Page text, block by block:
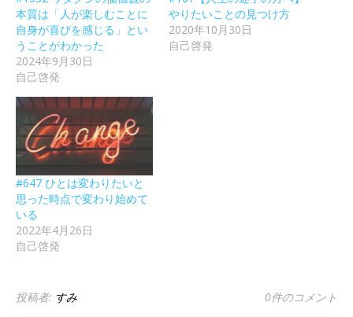
本質は「人が楽しむことに
自身が喜びを感じる」とい
うことがわかった
2024年9月30日
自己啓発
やりたいことの見つけ方
2020年10月30日
自己啓発
#647 ひとは変わりたいと
思った時点で変わり始めて
いる
2022年4月26日
自己啓発
投稿者: すみ 0件のコメント